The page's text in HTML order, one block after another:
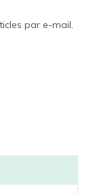
par e-mail.